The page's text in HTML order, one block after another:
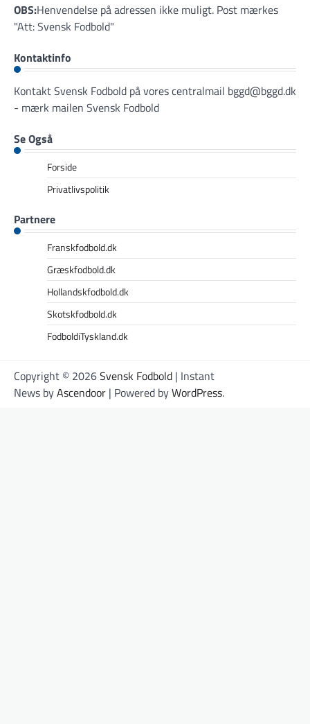
OBS:Henvendelse på adressen ikke muligt. Post mærkes
"Att: Svensk Fodbold"
Kontaktinfo
Kontakt Svensk Fodbold på vores centralmail bggd@bggd.dk
- mærk mailen Svensk Fodbold
Se Også
Forside
Privatlivspolitik
Partnere
Franskfodbold.dk
Græskfodbold.dk
Hollandskfodbold.dk
Skotskfodbold.dk
FodboldiTyskland.dk
Copyright © 2026Svensk Fodbold | Instant
News byAscendoor | Powered byWordPress.